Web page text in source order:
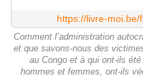
https://livre-
Comment l’administration
et que savons-nous des
au Congo et à qui ont-ils
hommes et femmes, ont-ils